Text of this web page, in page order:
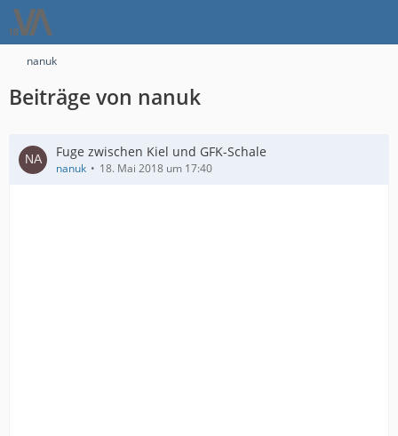
nanuk
Beiträge von nanuk
Fuge zwischen Kiel und GFK-Schale
nanuk 18. Mai 2018 um 17:40